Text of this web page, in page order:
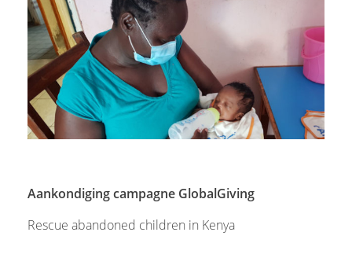
Aankondiging campagne GlobalGiving
Rescue abandoned children in Kenya